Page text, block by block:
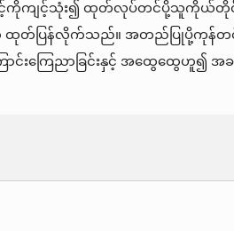
ပိုင်ခွင့်ကိုကျင့်သုံး၍ ထုတ်လုပ်တင်ပို့သူကိုယ်တို
ားကို ထုတ်ပြန်လိုက်သည်။ အတည်ပြုပို့ကုန်
င်းကြေညာခြင်းနှင့် အထွေထွေဟူ၍ အခန်